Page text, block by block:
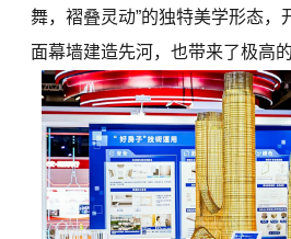
舞，褶叠灵动”的独特美学形态，
面幕墙建造先河，也带来了极高